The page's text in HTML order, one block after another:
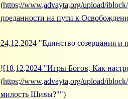
(https://www.advayta.org/upload/
преданности на пути к
24.12.2024 "Единство созерцания
![18.12.2024 "Игры Богов. Как
(https://www.advayta.org/upload/
милость Шивы?"")